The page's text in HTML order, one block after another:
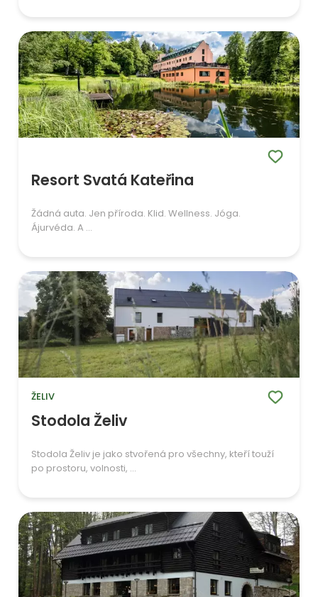
Resort Svatá Kateřina
Žádná auta. Jen příroda. Klid. Wellness. Jóga.
Ájurvéda. A ...
ŽELIV
Stodola Želiv
Stodola Želiv je jako stvořená pro všechny, kteří touží
po prostoru, volnosti, ...